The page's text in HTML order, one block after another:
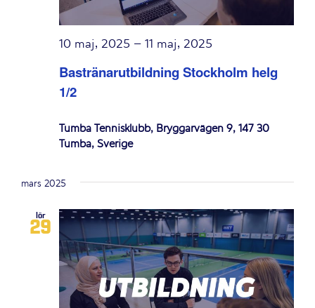
Bastränarutbildning Stockholm helg
1/2
10 maj, 2025 – 11 maj, 2025
Tumba Tennisklubb, Bryggarvägen 9, 147 30
Tumba, Sverige
mars 2025
lör
29